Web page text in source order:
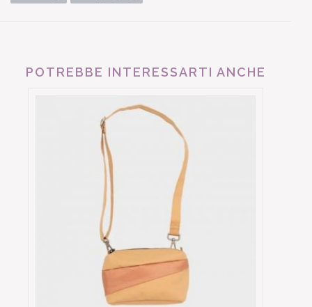
POTREBBE INTERESSARTI ANCHE